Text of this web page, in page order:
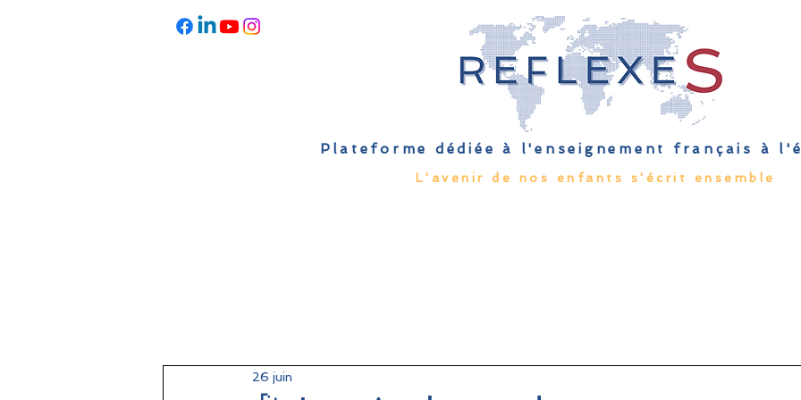
Plateforme dédiée à l'enseignement français à
L'avenir de nos enfants s'écrit ensemble
26 juin